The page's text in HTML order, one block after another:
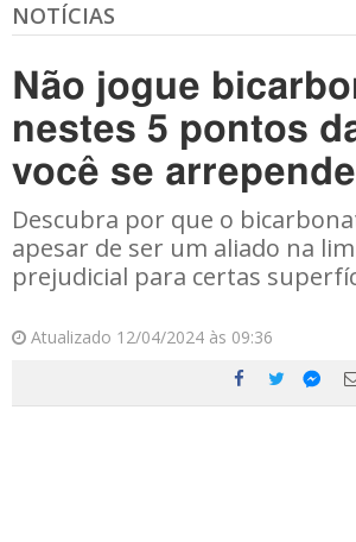
NOTÍCIAS
Não jogue
nestes 5 pontos
você se
Descubra por que o
apesar de ser um aliado na
prejudicial para certas
Atualizado 12/04/2024 às 09:36
Compartilhe